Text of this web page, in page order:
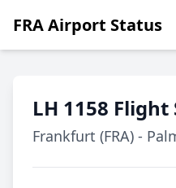
FRA Airport Status
Ankünfte
LH 1158 Flight
Frankfurt (FRA) -